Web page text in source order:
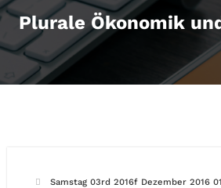
Plurale Ökonomik
Samstag 03rd 2016f Dezember 2016